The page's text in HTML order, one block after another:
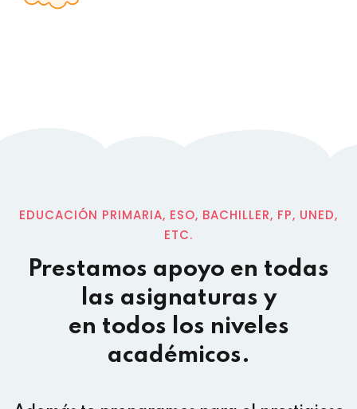
EDUCACIÓN PRIMARIA, ESO, BACHILLER, FP, UNED,
ETC.
Prestamos apoyo en todas
las asignaturas y
en todos los niveles
académicos.